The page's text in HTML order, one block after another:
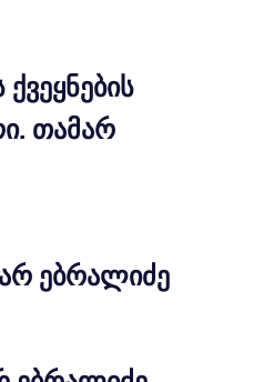
თამარ
ებრალიძე